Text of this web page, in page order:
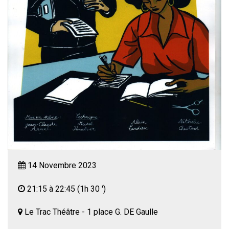
14 Novembre 2023
21:15 à 22:45 (1h 30 ')
Le Trac Théâtre - 1 place G. DE Gaulle